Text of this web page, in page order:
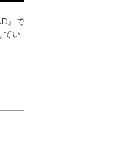
』で
てい